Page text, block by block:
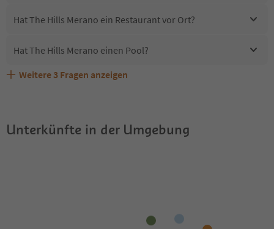
Hat The Hills Merano ein Restaurant vor Ort?
Hat The Hills Merano einen Pool?
Sind Haustiere in der Unterkunft The Hills Merano
Welche Services bietet The Hills Merano?
Erhalten die Gäste von The Hills Merano einen Südtirol
Weitere 3 Fragen anzeigen
Unterkünfte in der Umgebung